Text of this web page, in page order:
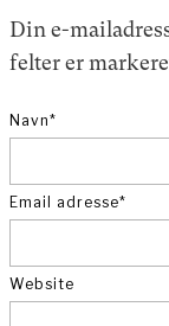
Din e-
felter er
Navn*
Email adresse*
Website